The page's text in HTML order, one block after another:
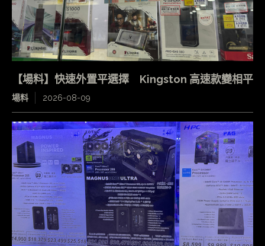
【場料】快速外置平選擇 Kingston 高速款變相平
場料 2026-08-09